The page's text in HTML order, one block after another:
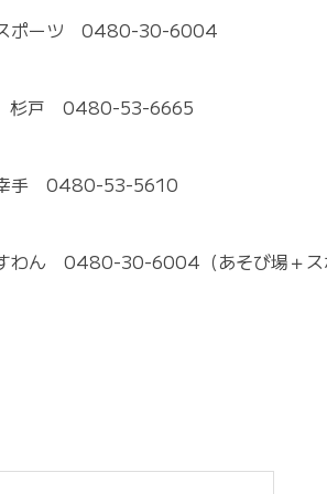
ポーツ 0480-30-6004
杉戸 0480-53-6665
手 0480-53-5610
わん 0480-30-6004（あそび場＋ス